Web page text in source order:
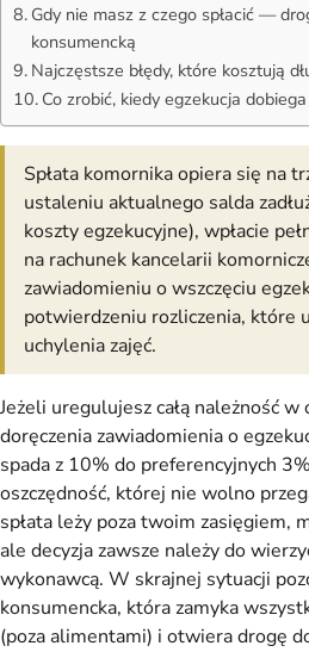
Gdy nie masz z czego spłacić —
konsumencką
Najczęstsze błędy, które kosztują
Co zrobić, kiedy egzekucja
Spłata komornika opiera się na
ustaleniu aktualnego salda
koszty egzekucyjne), wpłacie
na rachunek kancelarii
zawiadomieniu o wszczęciu
potwierdzeniu rozliczenia, które
uchylenia zajęć.
Jeżeli uregulujesz całą należność
doręczenia zawiadomienia o
spada z 10% do preferencyjnych
oszczędność, której nie wolno
spłata leży poza twoim zasięgiem,
ale decyzja zawsze należy do
wykonawcą. W skrajnej sytuacji
konsumencka, która zamyka
(poza alimentami) i otwiera drogę